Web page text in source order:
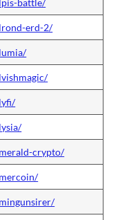
battle/
erd-2/
crypto/